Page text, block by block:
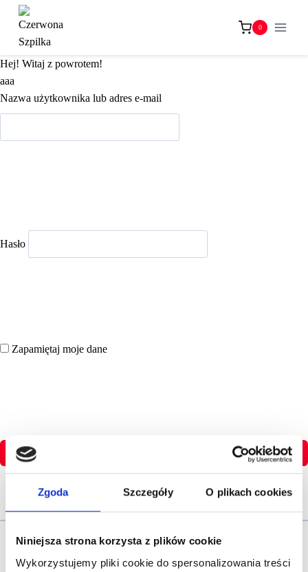
Zgoda Szczegóły O plikach cookies
Niniejsza strona korzysta z plików cookie
Wykorzystujemy pliki cookie do spersonalizowania treści
Przejdź
treści
0
Hej! Witaj z powrotem!
aaa
Nazwa użytkownika lub adres e-mail
Hasło
Zapamiętaj moje dane
Nie pamietasz hasła?